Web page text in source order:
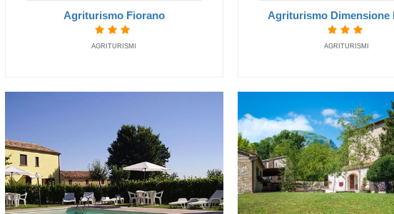
Lapedona
Agriturismo Il Rustico
Agriturismo Fiorano
AGRITURISMI
Agriturismo Dimensione
AGRITURISMI